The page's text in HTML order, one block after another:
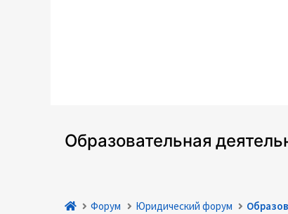
Образовательная
Форум Юридический форум